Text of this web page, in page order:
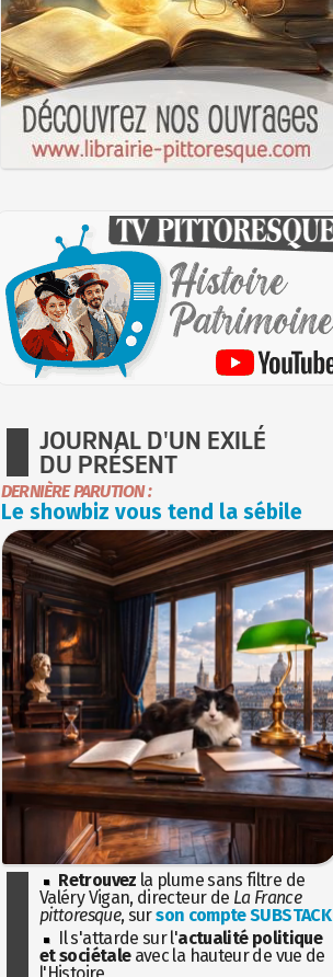
JOURNAL D'UN EXILÉ
DU PRÉSENT
DERNIÈRE PARUTION :
Le showbiz vous tend la sébile
Retrouvez la plume sans filtre de
Valéry Vigan, directeur de La France
pittoresque, surson compte SUBSTACK
Il s'attarde sur l'actualité politique
et sociétaleavec la hauteur de vue de